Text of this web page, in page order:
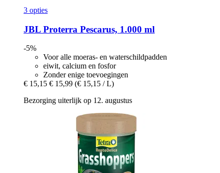
3 opties
JBL Proterra Pescarus, 1.000 ml
-5%
Voor alle moeras- en waterschildpadden
eiwit, calcium en fosfor
Zonder enige toevoegingen
€ 15,15 € 15,99 (€ 15,15 / L)
Bezorging uiterlijk op 12. augustus